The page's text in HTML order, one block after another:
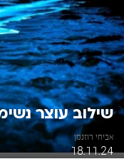
שילוב עוצר
אביחי רוזנמן
18.11.24